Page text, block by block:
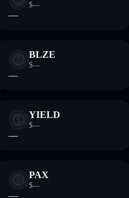
$—
—
BLZE
$—
—
YIELD
$—
—
PAX
$—
—